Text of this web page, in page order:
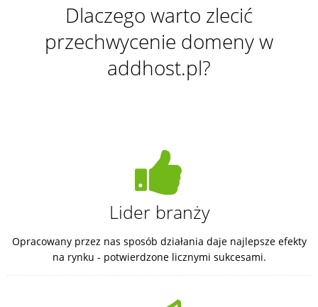
Dlaczego warto zlecić
przechwycenie domeny w
addhost.pl?
Lider branży
Opracowany przez nas sposób działania daje najlepsze efekty
na rynku - potwierdzone licznymi sukcesami.